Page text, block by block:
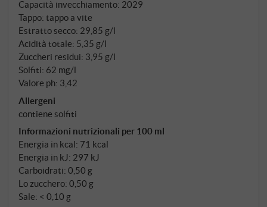
Capacità invecchiamento: 2029
Tappo: tappo a vite
Estratto secco: 29,85 g/l
Acidità totale: 5,35 g/l
Zuccheri residui: 3,95 g/l
Solfiti: 62 mg/l
Valore ph: 3,42
Allergeni
contiene solfiti
Informazioni nutrizionali per 100 ml
Energia in kcal: 71 kcal
Energia in kJ: 297 kJ
Carboidrati: 0,50 g
Lo zucchero: 0,50 g
Sale: < 0,10 g